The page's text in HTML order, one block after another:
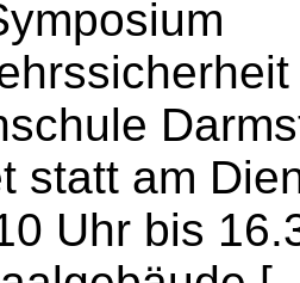
statt am
Uhr bis